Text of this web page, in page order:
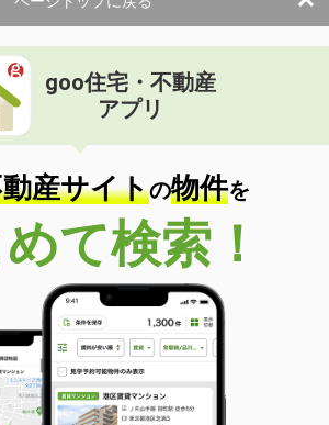
goo住宅・不動産
アプリ
産サイトの物件を
て検索！